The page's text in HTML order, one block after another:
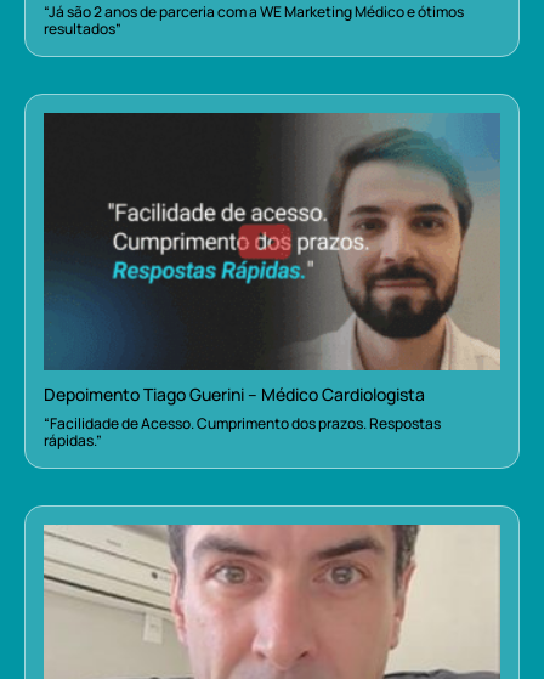
“Já são 2 anos de parceria com a WE Marketing Médico e ótimos
resultados”
Depoimento Tiago Guerini – Médico Cardiologista
“Facilidade de Acesso. Cumprimento dos prazos. Respostas
rápidas.”